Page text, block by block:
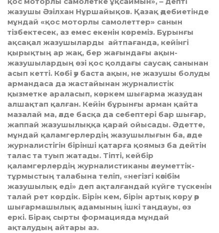
жазушы Әзілхан Нұршайықов. Қазақ әдебиетінде
мұндай «қос моторлы самолеттер» санын
тізбектесек, аз емес екенін көреміз. Бұрынғы
ақсақал жазушыларды айтпағанда, кейінгі
қырықтың ар жақ, бер жағындағы ақын-
жазушылардың өзі қос қолдағы саусақ санынан
асып кетті. Көбі әу баста ақын, не жазушы болуды
армандаса да жастайынан журналистік
қызметке араласып, көркем шығарма жазудан
алшақтап қалған. Кейін бұрынғы арман қайта
мазалай ма, әлде басқа да себептері бар шығар,
жаппай жазушылыққа қарай ойысады. Әдетте,
мұндай қаламгерлердің жазушылығын ба, әлде
журналистігін бірінші қатарға қоямыз ба дейтін
талас та туып жатады. Тіпті, кейбір
қаламгерлердің журналистиканы әлеуметтік-
тұрмыстың талабына теліп, «негізгі кәсібім
жазушылық еді» деп ақталғандай күйге түскенін
талай рет көрдік. Бірін кем, бірін артық көру әр
шығармашылық адамының ішкі таңдауы, өз
еркі. Бірақ сырты формацияда мұндай
ақталудың айтары аз.